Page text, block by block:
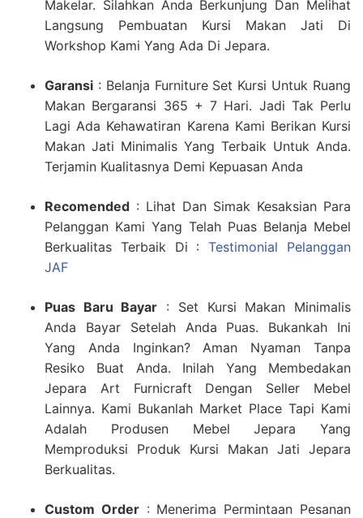
Makelar. Silahkan Anda Berkunjung Dan Melihat
Langsung Pembuatan Kursi Makan Jati Di
Workshop Kami Yang Ada Di Jepara.
Garansi : Belanja Furniture Set Kursi Untuk Ruang
Makan Bergaransi 365 + 7 Hari. Jadi Tak Perlu
Lagi Ada Kehawatiran Karena Kami Berikan Kursi
Makan Jati Minimalis Yang Terbaik Untuk Anda.
Terjamin Kualitasnya Demi Kepuasan Anda
Recomended : Lihat Dan Simak Kesaksian Para
Pelanggan Kami Yang Telah Puas Belanja Mebel
Berkualitas Terbaik Di :Testimonial Pelanggan
JAF
Puas Baru Bayar : Set Kursi Makan Minimalis
Anda Bayar Setelah Anda Puas. Bukankah Ini
Yang Anda Inginkan? Aman Nyaman Tanpa
Resiko Buat Anda. Inilah Yang Membedakan
Jepara Art Furnicraft Dengan Seller Mebel
Lainnya. Kami Bukanlah Market Place Tapi Kami
Adalah Produsen Mebel Jepara Yang
Memproduksi Produk Kursi Makan Jati Jepara
Berkualitas.
Custom Order: Menerima Permintaan Pesanan